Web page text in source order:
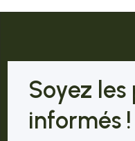
Soyez
informés !